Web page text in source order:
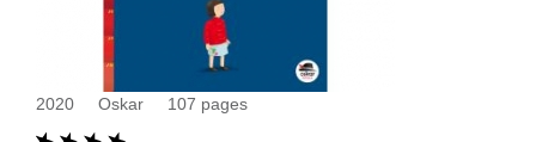
2020 Oskar 107 pages